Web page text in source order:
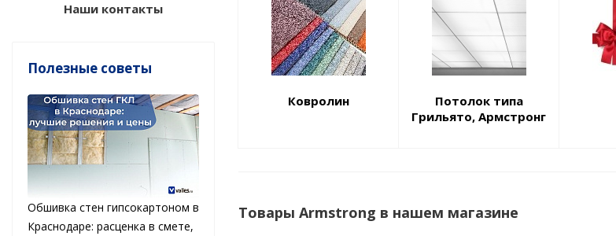
Ковролин
Потолок типа
Грильято, Армстронг
Товары Armstrong в нашем магазине
Наши контакты
Полезные советы
Обшивка стен гипсокартоном в
Краснодаре: расценка в смете,